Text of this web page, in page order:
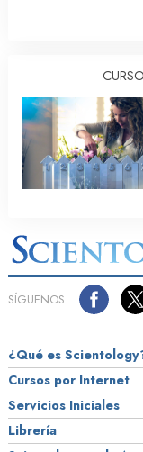
SÍGUENOS
¿Qué es
Cursos por Internet
Servicios Iniciales
Librería